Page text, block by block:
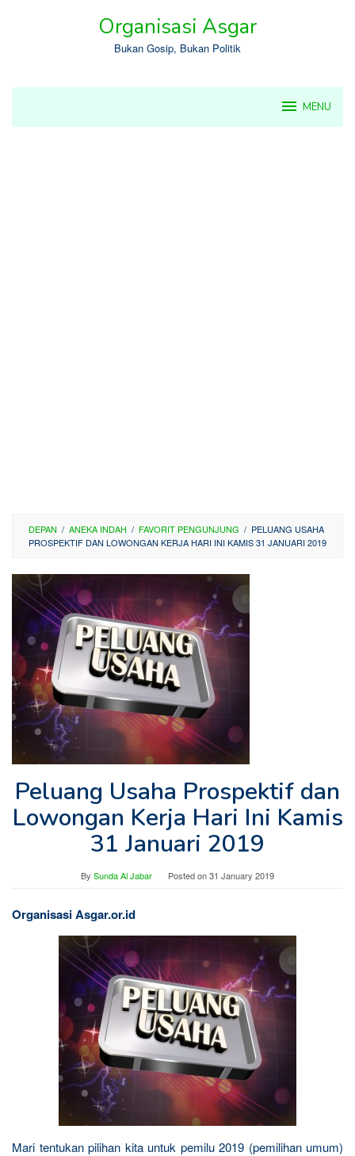
Organisasi Asgar
Bukan Gosip, Bukan Politik
MENU
DEPAN / ANEKA INDAH / FAVORIT PENGUNJUNG / PELUANG USAHA
PROSPEKTIF DAN LOWONGAN KERJA HARI INI KAMIS 31 JANUARI 2019
Peluang Usaha Prospektif dan
Lowongan Kerja Hari Ini Kamis
31 Januari 2019
By Sunda Al Jabar Posted on31 January 2019
Organisasi Asgar.or.id
Mari tentukan pilihan kita untuk pemilu 2019 (pemilihan umum)